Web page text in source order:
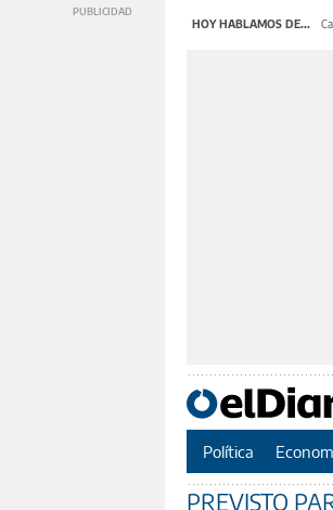
HOY HABLAMOS DE...
Política
PREVISTO